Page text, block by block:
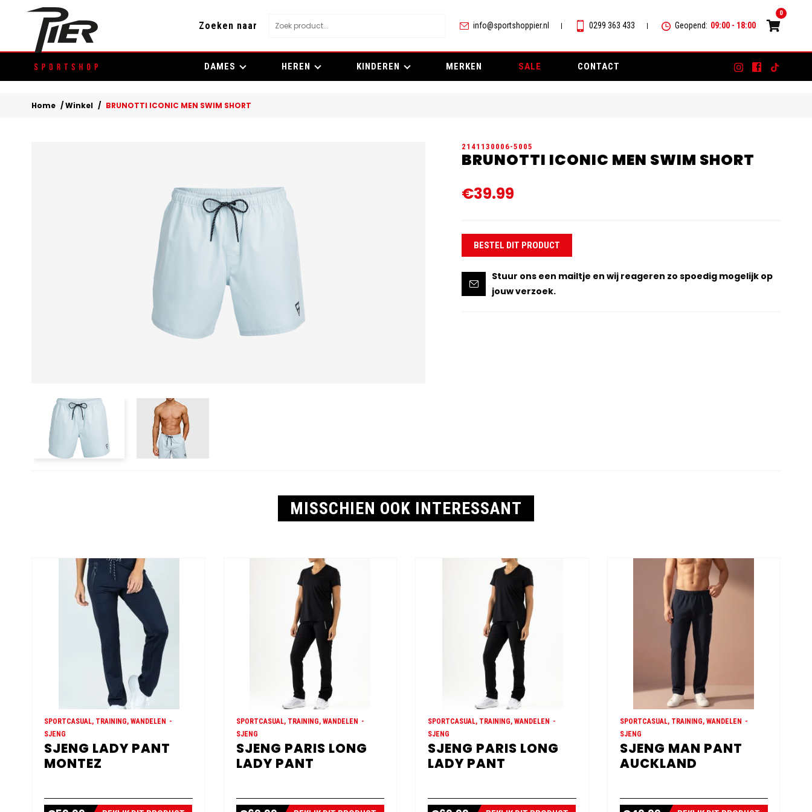
Zoeken naar info@sportshoppier.nl 0299 363 433 Geopend: 09:00 - 18:00
0
Skip
DAMES HEREN KINDEREN MERKEN SALE CONTACT
Home /Winkel / BRUNOTTI ICONIC MEN SWIM SHORT
2141130006-5005
BRUNOTTI ICONIC MEN SWIM SHORT
€39.99
BESTEL DIT PRODUCT
Stuur ons een mailtje en wij reageren zo spoedig mogelijk op
jouw verzoek.
MISSCHIEN OOK INTERESSANT
SPORTCASUAL, TRAINING, WANDELEN
SJENG
SJENG LADY PANT
MONTEZ
SPORTCASUAL, TRAINING, WANDELEN
SJENG
SJENG PARIS LONG
LADY PANT
SPORTCASUAL, TRAINING, WANDELEN
SJENG
SJENG PARIS LONG
LADY PANT
SPORTCASUAL, TRAINING, WANDELEN
SJENG
SJENG MAN PANT
AUCKLAND